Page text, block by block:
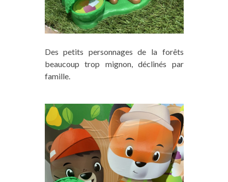
Des petits personnages de la forêts
beaucoup trop mignon, déclinés par
famille.